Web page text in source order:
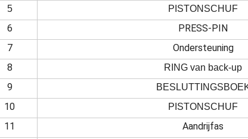
5
PISTONSCHUF
6
PRESS-PIN
7
Ondersteuning
8
RING van back-up
9
10 PISTONSCHUF
11
Aandrijfas